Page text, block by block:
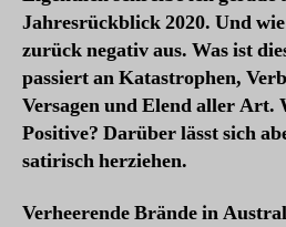
Jahresrückblick 2020. Und
zurück negativ aus. Was ist
passiert an Katastrophen,
Versagen und Elend aller Art.
Positive? Darüber lässt sich
satirisch herziehen.
Verheerende Brände in